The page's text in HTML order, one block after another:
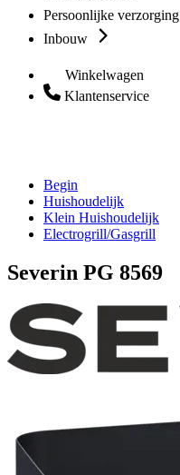
Persoonlijke verzorging
Inbouw
Winkelwagen
Klantenservice
Begin
Huishoudelijk
Klein Huishoudelijk
Electrogrill/Gasgrill
Severin PG 8569